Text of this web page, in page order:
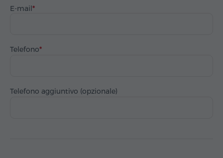
E-mail
Telefono
Telefono aggiuntivo (opzionale)